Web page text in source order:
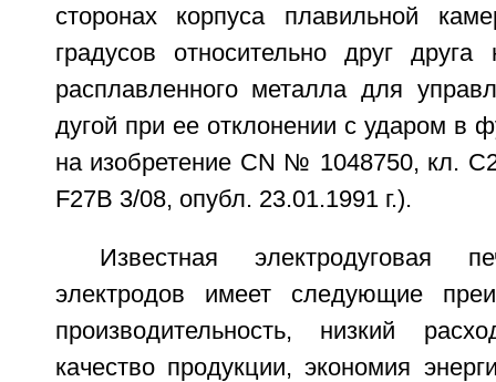
сторонах корпуса плавильной
градусов относительно друг
расплавленного металла для
дугой при ее отклонении с ударом в
на изобретение CN № 1048750, кл.
F27B 3/08, опубл. 23.01.1991 г.).
Известная электродуговая
электродов имеет следующие
производительность, низкий
качество продукции, экономия